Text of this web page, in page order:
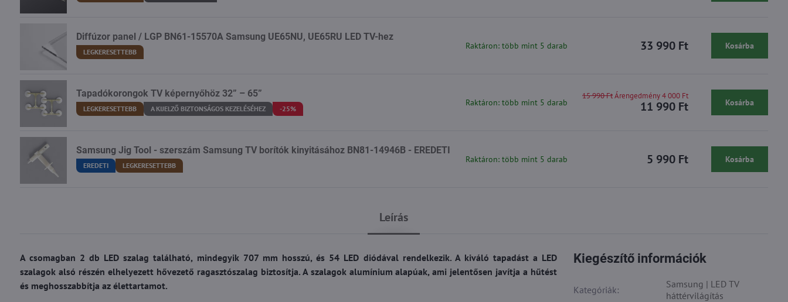
Leírás
A csomagban 2 db LED szalag található, mindegyik 707 mm hosszú, és 54 LED diódával rendelkezik. A kiváló tapadást a LED
szalagok alsó részén elhelyezett hővezető ragasztószalag biztosítja. A szalagok alumínium alapúak, ami jelentősen javítja a hűtést
és meghosszabbítja az élettartamot.
Kiegészítő információk
Kategóriák:
Samsung | LED TV
háttérvilágítás
Diffúzor panel / LGP BN61-15570A Samsung UE65NU, UE65RU LED TV-hez
LEGKERESETTEBB
Raktáron: több mint 5 darab 33 990 Ft Kosárba
Tapadókorongok TV képernyőhöz 32” – 65”
LEGKERESETTEBB A KIJELZŐ BIZTONSÁGOS KEZELÉSÉHEZ -25%
Raktáron: több mint 5 darab 11 990 Ft
15 990 Ft Árengedmény 4 000 Ft
Kosárba
Samsung Jig Tool - szerszám Samsung TV borítók kinyitásához BN81-14946B - EREDETI
EREDETI LEGKERESETTEBB
Raktáron: több mint 5 darab 5 990 Ft Kosárba